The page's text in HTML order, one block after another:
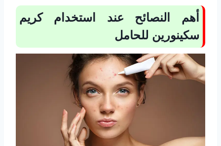
أهم النصائح عند استخدام كريم
سكينورين للحامل